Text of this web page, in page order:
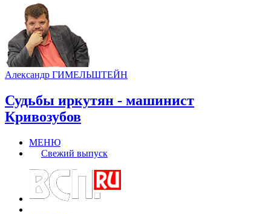
Александр ГИМЕЛЬШТЕЙН
Судьбы иркутян - машинист
Кривозубов
МЕНЮ
Свежий выпуск